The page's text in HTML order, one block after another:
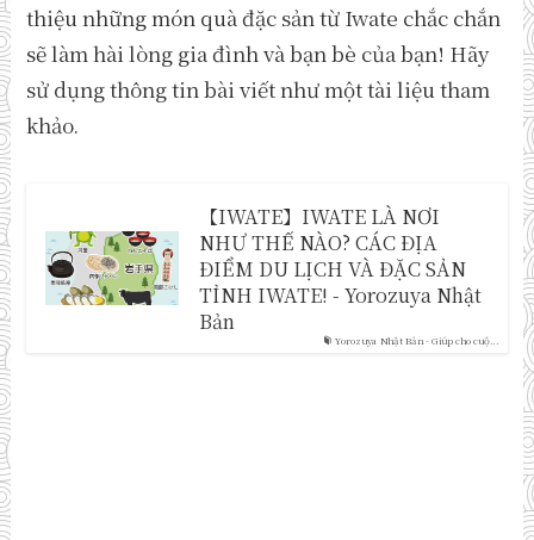
thiệu những món quà đặc sản từ Iwate chắc chắn
sẽ làm hài lòng gia đình và bạn bè của bạn! Hãy
sử dụng thông tin bài viết như một tài liệu tham
khảo.
Yorozuya Nhật Bản - Giúp cho cuộ...
【IWATE】IWATE LÀ NƠI
NHƯ THẾ NÀO? CÁC ĐỊA
ĐIỂM DU LỊCH VÀ ĐẶC SẢN
TỈNH IWATE! - Yorozuya Nhật
Bản